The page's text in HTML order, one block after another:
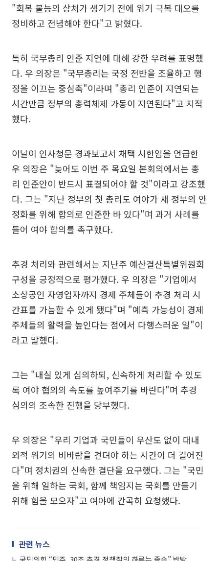
"회복 불능의 상처가 생기기 전에 위기 극복 대오를
정비하고 전념해야 한다"고 밝혔다.
특히 국무총리 인준 지연에 대해 강한 우려를 표명했
다. 우 의장은 "국무총리는 국정 전반을 조율하고 행
정을 이끄는 중심축"이라며 "총리 인준이 지연되는
시간만큼 정부의 총력체제 가동이 지연된다"고 지적
했다.
이날이 인사청문 경과보고서 채택 시한임을 언급한
우 의장은 "늦어도 이번 주 목요일 본회의에서는 총
리 인준안이 반드시 표결되어야 할 것"이라고 강조했
다. 그는 "지난 정부의 첫 총리도 여야가 새 정부의 안
정화를 위해 합의로 인준한 바 있다"며 과거 사례를
들어 여야 합의를 촉구했다.
추경 처리와 관련해서는 지난주 예산결산특별위원회
구성을 긍정적으로 평가했다. 우 의장은 "기업에서
소상공인 자영업자까지 경제 주체들이 추경 처리 시
간표를 가늠할 수 있게 됐다"며 "예측 가능성이 경제
주체들의 활력을 높인다는 점에서 다행스러운 일"이
라고 말했다.
그는 "내실 있게 심의하되, 신속하게 처리할 수 있도
록 여야 협의의 속도를 높여주기를 바란다"며 추경
심의의 조속한 진행을 당부했다.
우 의장은 "우리 기업과 국민들이 우산도 없이 대내
외적 위기의 비바람을 견뎌야 하는 시간이 더 길어진
다"며 정치권의 신속한 결단을 요구했다. 그는 "국민
을 위해 일하는 국회, 함께 책임지는 국회를 만들기
위해 힘을 모으자"고 여야에 간곡히 요청했다.
관련 뉴스